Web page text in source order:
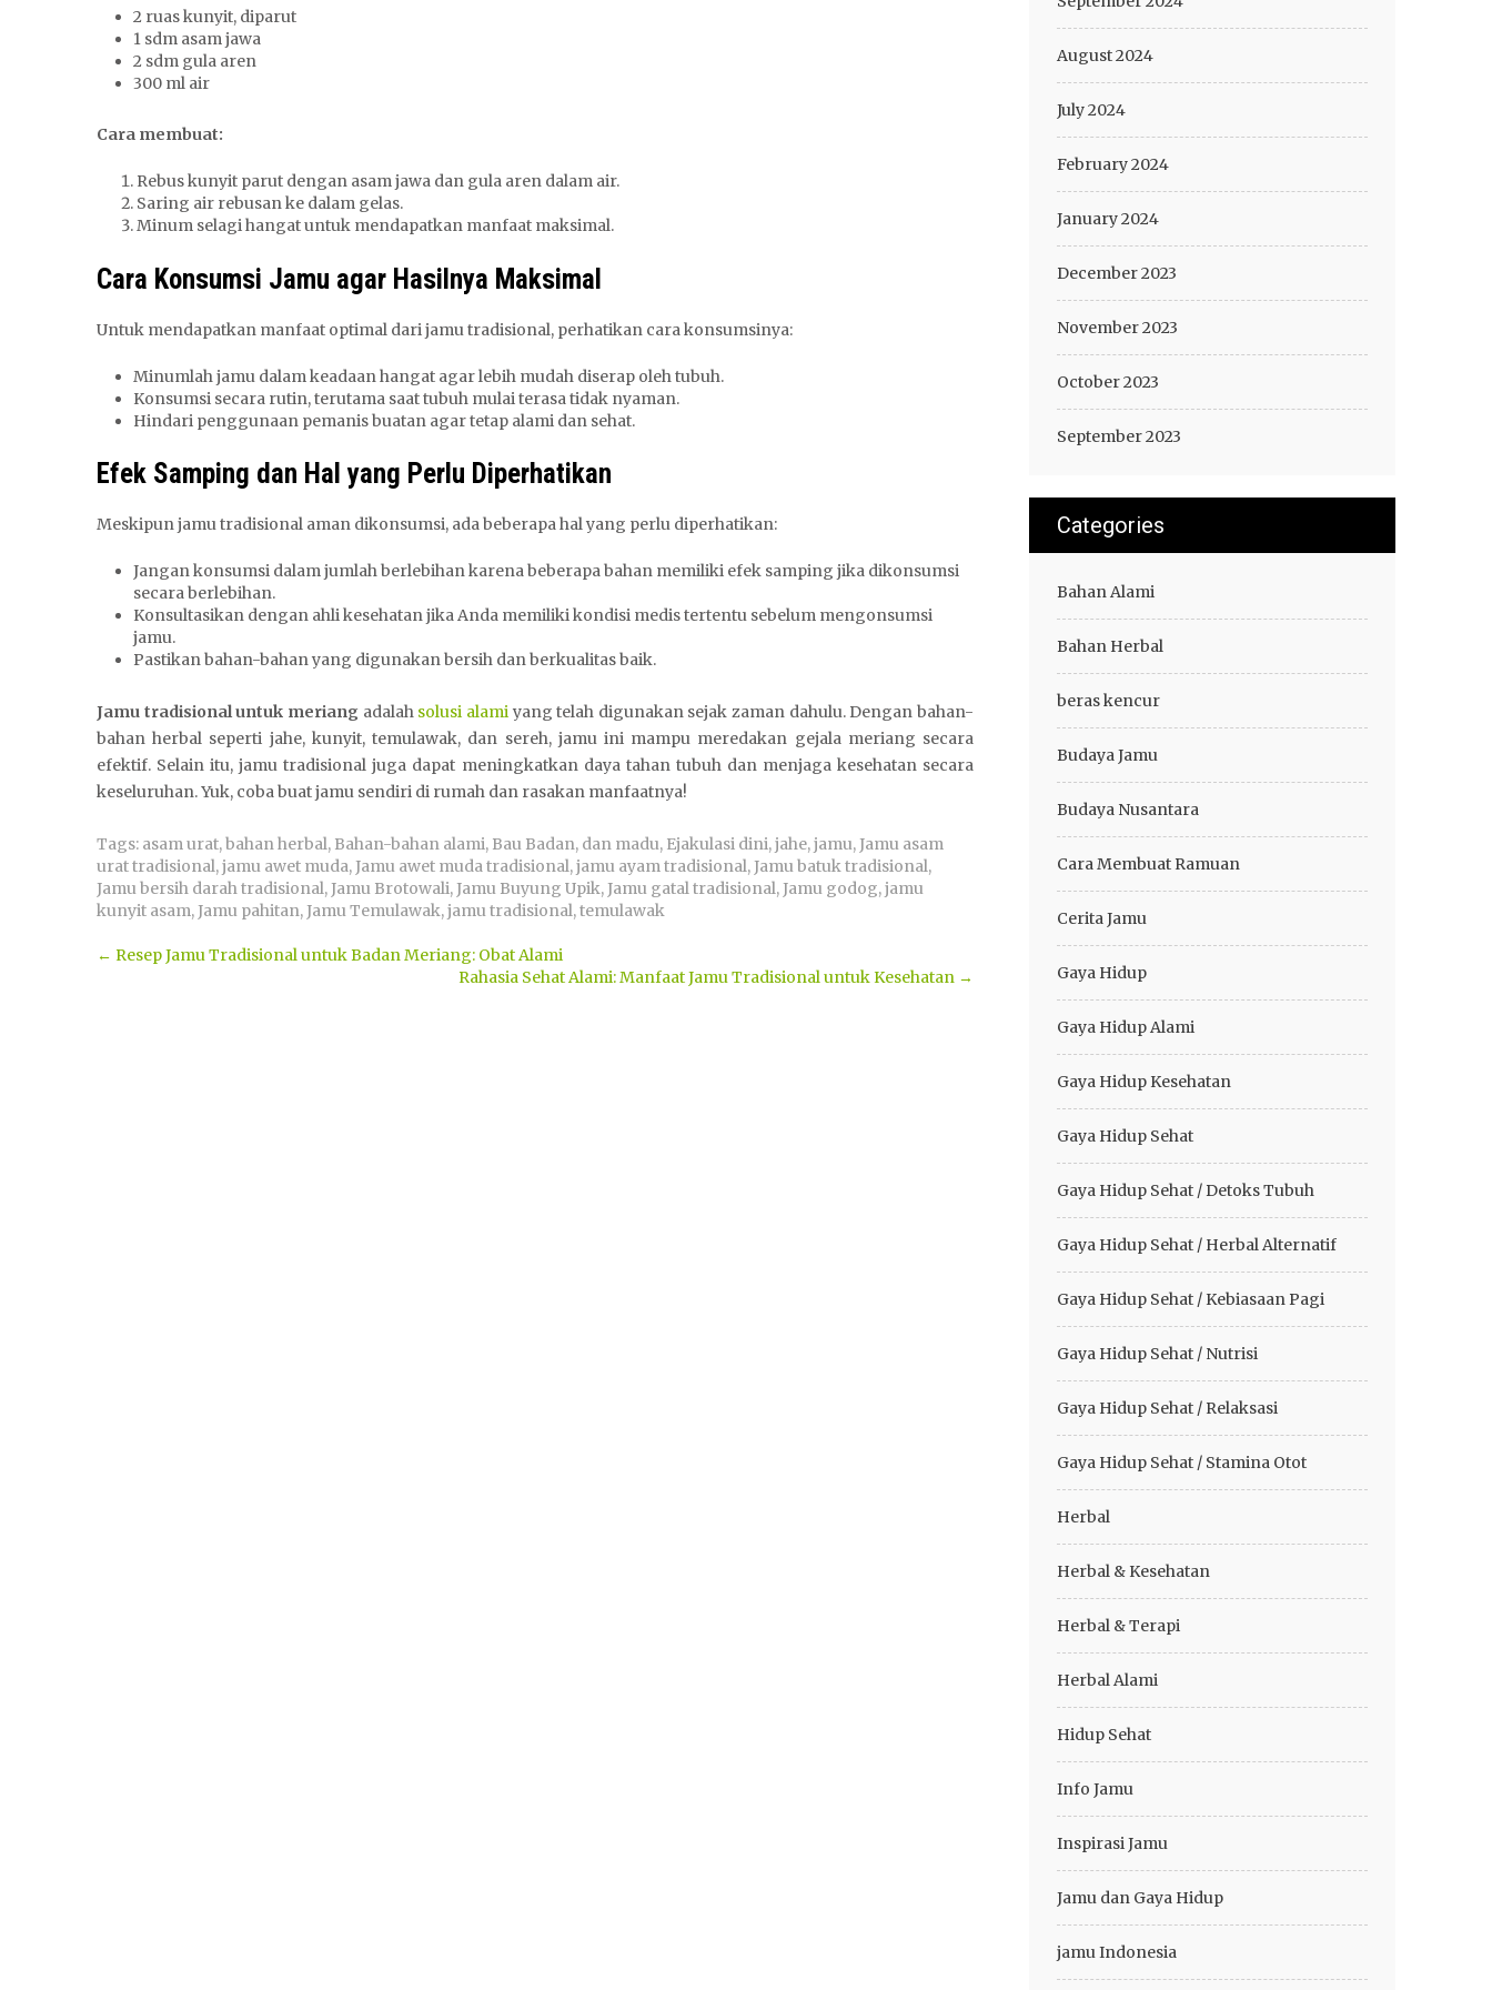
2 ruas kunyit, diparut
1 sdm asam jawa
2 sdm gula aren
300 ml air
Cara membuat:
Rebus kunyit parut dengan asam jawa dan gula aren dalam air.
Saring air rebusan ke dalam gelas.
Minum selagi hangat untuk mendapatkan manfaat maksimal.
Cara Konsumsi Jamu agar Hasilnya Maksimal
Untuk mendapatkan manfaat optimal dari jamu tradisional, perhatikan cara konsumsinya:
Minumlah jamu dalam keadaan hangat agar lebih mudah diserap oleh tubuh.
Konsumsi secara rutin, terutama saat tubuh mulai terasa tidak nyaman.
Hindari penggunaan pemanis buatan agar tetap alami dan sehat.
Efek Samping dan Hal yang Perlu Diperhatikan
Meskipun jamu tradisional aman dikonsumsi, ada beberapa hal yang perlu diperhatikan:
Jangan konsumsi dalam jumlah berlebihan karena beberapa bahan memiliki efek samping jika dikonsumsi
secara berlebihan.
Konsultasikan dengan ahli kesehatan jika Anda memiliki kondisi medis tertentu sebelum mengonsumsi
jamu.
Pastikan bahan-bahan yang digunakan bersih dan berkualitas baik.
Jamu tradisional untuk meriang adalah solusi alami yang telah digunakan sejak zaman dahulu. Dengan bahan-
bahan herbal seperti jahe, kunyit, temulawak, dan sereh, jamu ini mampu meredakan gejala meriang secara
efektif. Selain itu, jamu tradisional juga dapat meningkatkan daya tahan tubuh dan menjaga kesehatan secara
keseluruhan. Yuk, coba buat jamu sendiri di rumah dan rasakan manfaatnya!
Tags: asam urat,bahan herbal, Bahan-bahan alami, Bau Badan, dan madu, Ejakulasi dini,jahe,jamu,Jamu asam
urat tradisional,jamu awet muda,Jamu awet muda tradisional,jamu ayam tradisional,Jamu batuk tradisional,
Jamu bersih darah tradisional,Jamu Brotowali,Jamu Buyung Upik,Jamu gatal tradisional,Jamu godog,jamu
kunyit asam,Jamu pahitan,Jamu Temulawak,jamu tradisional,temulawak
Post
← Resep Jamu Tradisional untuk Badan Meriang: Obat Alami
Rahasia Sehat Alami: Manfaat Jamu Tradisional untuk Kesehatan →
August 2024
July 2024
February 2024
January 2024
December 2023
November 2023
October 2023
September 2023
Categories
Bahan Alami
Bahan Herbal
beras kencur
Budaya Jamu
Budaya Nusantara
Cara Membuat Ramuan
Cerita Jamu
Gaya Hidup
Gaya Hidup Alami
Gaya Hidup Kesehatan
Gaya Hidup Sehat
Gaya Hidup Sehat / Detoks Tubuh
Gaya Hidup Sehat / Herbal Alternatif
Gaya Hidup Sehat / Kebiasaan Pagi
Gaya Hidup Sehat / Nutrisi
Gaya Hidup Sehat / Relaksasi
Gaya Hidup Sehat / Stamina Otot
Herbal
Herbal & Kesehatan
Herbal & Terapi
Herbal Alami
Hidup Sehat
Info Jamu
Inspirasi Jamu
Jamu dan Gaya Hidup
jamu Indonesia